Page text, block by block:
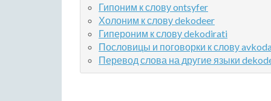
Гипоним к слову ontsyfer
Холоним к слову dekodeer
Гипероним к слову dekodirati
Пословицы и поговорки к слову
Перевод слова на другие языки